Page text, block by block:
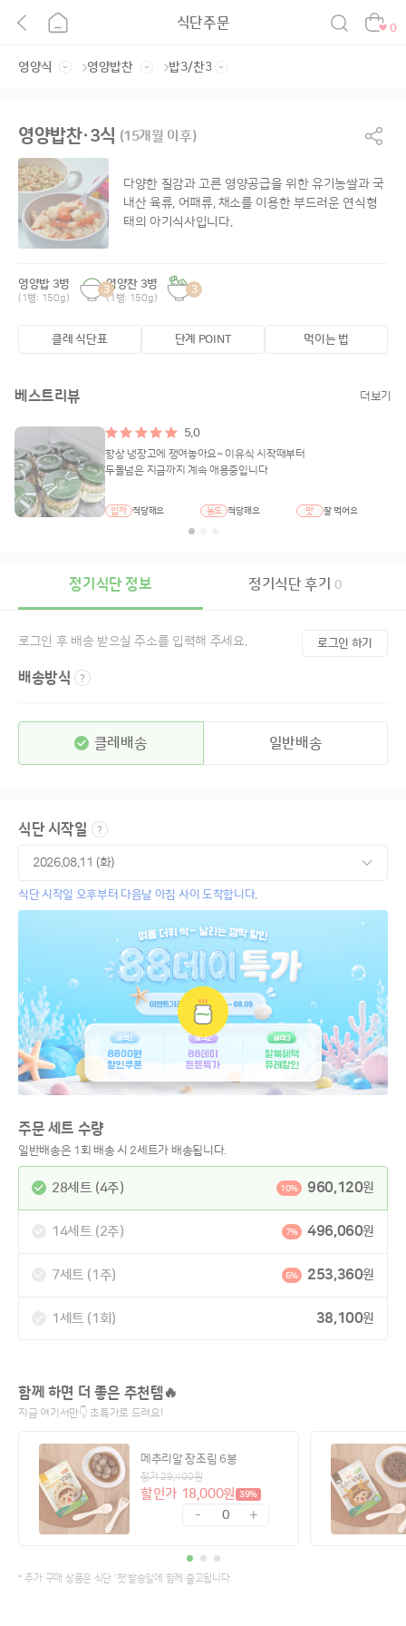
식단주문 0
영양밥찬·3식 (15개월 이후)
다양한 질감과 고른 영양공급을 위한 유기농쌀과 국
내산 육류, 어패류, 채소를 이용한부드러운 연식형
태의 아기식사입니다.
영양밥 3병
(1병: 150g)
3영양찬 3병
(1병: 150g)
3
클레 식단표 단계 POINT 먹이는 법
베스트리뷰 더보기
5.0
항상 냉장고에 쟁여놓아요~ 이유식 시작때부터
두돌넘은 지금까지 계속 애용중입니다
입자 적당해요 농도 적당해요 맛 잘 먹어요
정기식단 정보 정기식단 후기 0
로그인 후 배송 받으실 주소를 입력해 주세요. 로그인 하기
배송방식
클레배송 일반배송
식단 시작일
식단 시작일 오후부터 다음날 아침 사이 도착합니다.
주문 세트 수량
일반배송은 1회 배송 시 2세트가 배송됩니다.
28세트 (4주) 10% 960,120원
14세트 (2주) 7% 496,060원
7세트 (1주) 5% 253,360원
1세트 (1회) 38,100원
함께 하면 더 좋은 추천템🔥
지금 여기서만👇 초특가로 드려요!
메추리알 장조림 6봉
정가 29,400원
할인가 18,000원 39%
- 0 +
* 추가 구매 상품은 식단 '첫'발송일에 함께 출고됩니다.